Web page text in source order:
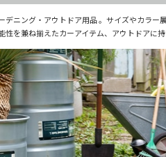
デニング・アウトドア用品 。サイズやカラ
性を兼ね揃えたカーアイテム、アウトドアに持